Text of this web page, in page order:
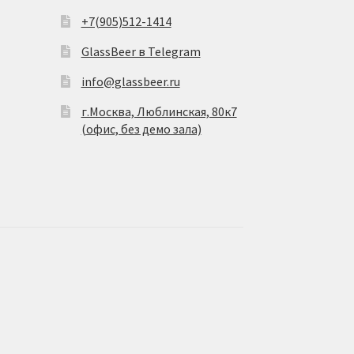
+7(905)512-1414
GlassBeer в Telegram
info@glassbeer.ru
г.Москва, Люблинская, 80к7
(офис, без демо зала)